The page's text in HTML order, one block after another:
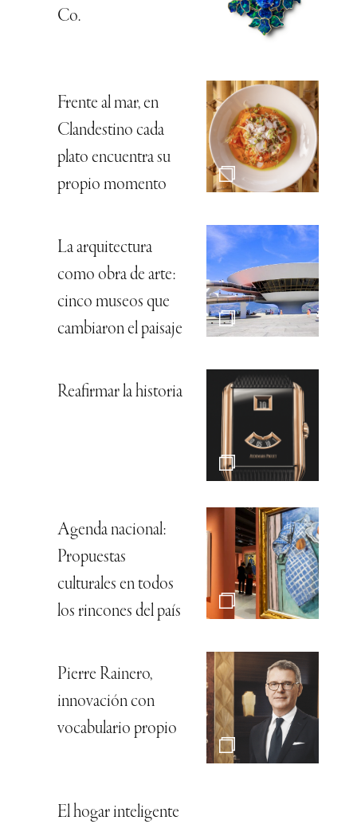
Co.
Frente al mar, en
Clandestino cada
plato encuentra su
propio momento
La arquitectura
como obra de arte:
cinco museos que
cambiaron el paisaje
Reafirmar la historia
Agenda nacional:
Propuestas
culturales en todos
los rincones del país
Pierre Rainero,
innovación con
vocabulario propio
El hogar inteligente